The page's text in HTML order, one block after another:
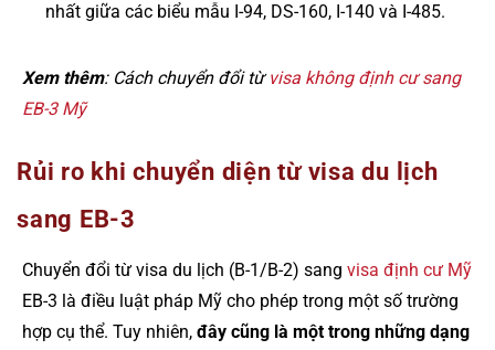
nhất giữa các biểu mẫu I-94, DS-160, I-140 và I-485.
Xem thêm: Cách chuyển đổi từvisa không định cư sang
EB-3 Mỹ
Rủi ro khi chuyển diện từ visa du lịch
sang EB-3
Chuyển đổi từ visa du lịch (B-1/B-2) sang visa định cư Mỹ
EB-3 là điều luật pháp Mỹ cho phép trong một số trường
hợp cụ thể. Tuy nhiên, đây cũng là một trong những dạng